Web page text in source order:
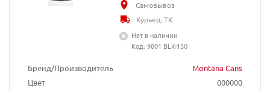
Бренд/Производитель
Montana Cans
Цвет
000000
Самовывоз
Курьер, ТК
Нет в наличии
Код: 9001 BLK-150